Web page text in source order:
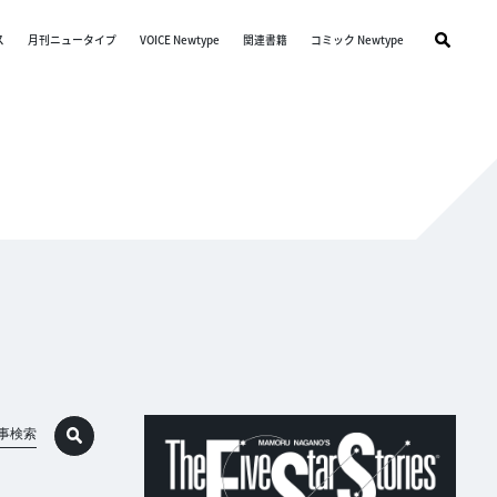
月刊ニュータイプ VOICE Newtype 関連書籍 コミック Newtype
検索